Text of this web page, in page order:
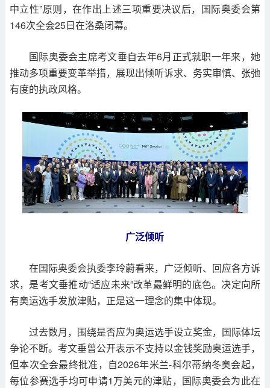
中立性”原则，在作出上述三项重要决议后，国际奥委会第
146次全会25日在洛桑闭幕。
国际奥委会主席考文垂自去年6月正式就职一年来，她
推动多项重要变革举措，展现出倾听诉求、务实审慎、张弛
有度的执政风格。
广泛倾听
在国际奥委会执委李玲蔚看来，广泛倾听、回应各方诉
求，是考文垂推动“适应未来”改革最鲜明的底色。决定向所
有奥运选手发放津贴，正是这一理念的集中体现。
过去数月，围绕是否应为奥运选手设立奖金，国际体坛
争论不断。考文垂曾公开表示不支持以金钱奖励奥运选手，
但本次全会最终批准，自2026年米兰-科尔蒂纳冬奥会起，
每位参赛选手均可申请1万美元的津贴，国际奥委会为此在